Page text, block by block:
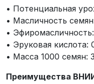
• Потенциальная
• Масличность
•
• Эруковая кислота:
• Масса 1000 семян:
Преимущества